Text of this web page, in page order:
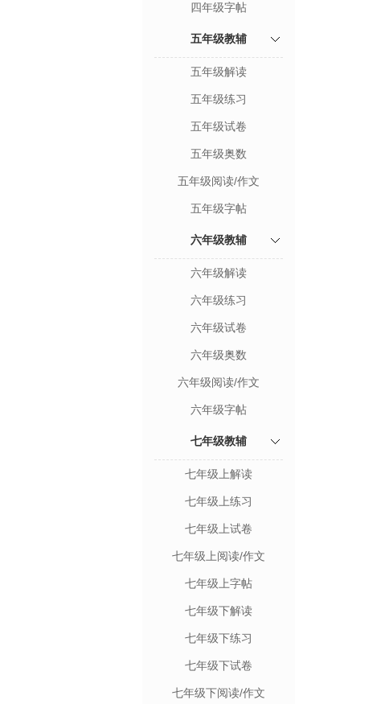
四年级字帖
五年级教辅
五年级解读
五年级练习
五年级试卷
五年级奥数
五年级阅读/作文
五年级字帖
六年级教辅
六年级解读
六年级练习
六年级试卷
六年级奥数
六年级阅读/作文
六年级字帖
七年级教辅
七年级上解读
七年级上练习
七年级上试卷
七年级上阅读/作文
七年级上字帖
七年级下解读
七年级下练习
七年级下试卷
七年级下阅读/作文